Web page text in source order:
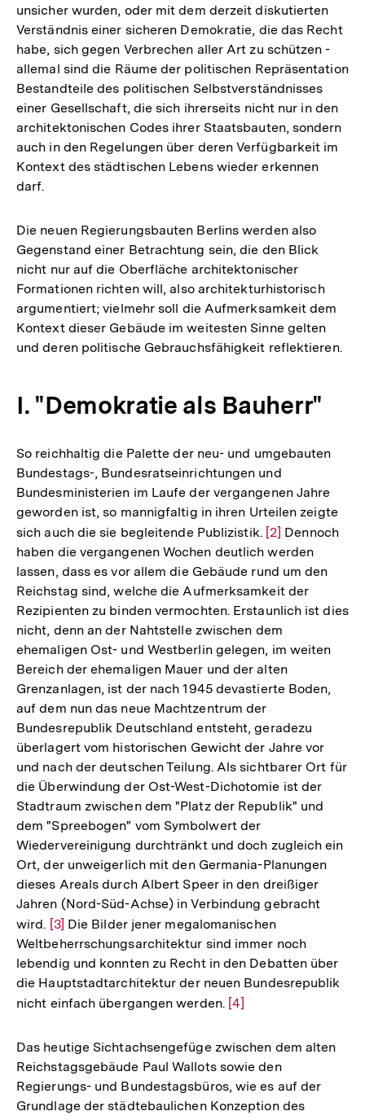
der
Fußnote
unsicher wurden, oder mit dem derzeit diskutierten
Verständnis einer sicheren Demokratie, die das Recht
habe, sich gegen Verbrechen aller Art zu schützen -
allemal sind die Räume der politischen Repräsentation
Bestandteile des politischen Selbstverständnisses
einer Gesellschaft, die sich ihrerseits nicht nur in den
architektonischen Codes ihrer Staatsbauten, sondern
auch in den Regelungen über deren Verfügbarkeit im
Kontext des städtischen Lebens wieder erkennen
darf.
Die neuen Regierungsbauten Berlins werden also
Gegenstand einer Betrachtung sein, die den Blick
nicht nur auf die Oberfläche architektonischer
Formationen richten will, also architekturhistorisch
argumentiert; vielmehr soll die Aufmerksamkeit dem
Kontext dieser Gebäude im weitesten Sinne gelten
und deren politische Gebrauchsfähigkeit reflektieren.
I. "Demokratie als Bauherr"
So reichhaltig die Palette der neu- und umgebauten
Bundestags-, Bundesratseinrichtungen und
Bundesministerien im Laufe der vergangenen Jahre
geworden ist, so mannigfaltig in ihren Urteilen zeigte
sich auch die sie begleitende Publizistik. Zur
Auflösung
der
Fußnote
[2] Dennoch
haben die vergangenen Wochen deutlich werden
lassen, dass es vor allem die Gebäude rund um den
Reichstag sind, welche die Aufmerksamkeit der
Rezipienten zu binden vermochten. Erstaunlich ist dies
nicht, denn an der Nahtstelle zwischen dem
ehemaligen Ost- und Westberlin gelegen, im weiten
Bereich der ehemaligen Mauer und der alten
Grenzanlagen, ist der nach 1945 devastierte Boden,
auf dem nun das neue Machtzentrum der
Bundesrepublik Deutschland entsteht, geradezu
überlagert vom historischen Gewicht der Jahre vor
und nach der deutschen Teilung. Als sichtbarer Ort für
die Überwindung der Ost-West-Dichotomie ist der
Stadtraum zwischen dem "Platz der Republik" und
dem "Spreebogen" vom Symbolwert der
Wiedervereinigung durchtränkt und doch zugleich ein
Ort, der unweigerlich mit den Germania-Planungen
dieses Areals durch Albert Speer in den dreißiger
Jahren (Nord-Süd-Achse) in Verbindung gebracht
wird. Zur
Auflösung
der
Fußnote
[3] Die Bilder jener megalomanischen
Weltbeherrschungsarchitektur sind immer noch
lebendig und konnten zu Recht in den Debatten über
die Hauptstadtarchitektur der neuen Bundesrepublik
nicht einfach übergangen werden. Zur
der
Fußnote
[4]
Das heutige Sichtachsengefüge zwischen dem alten
Reichstagsgebäude Paul Wallots sowie den
Regierungs- und Bundestagsbüros, wie es auf der
Grundlage der städtebaulichen Konzeption des